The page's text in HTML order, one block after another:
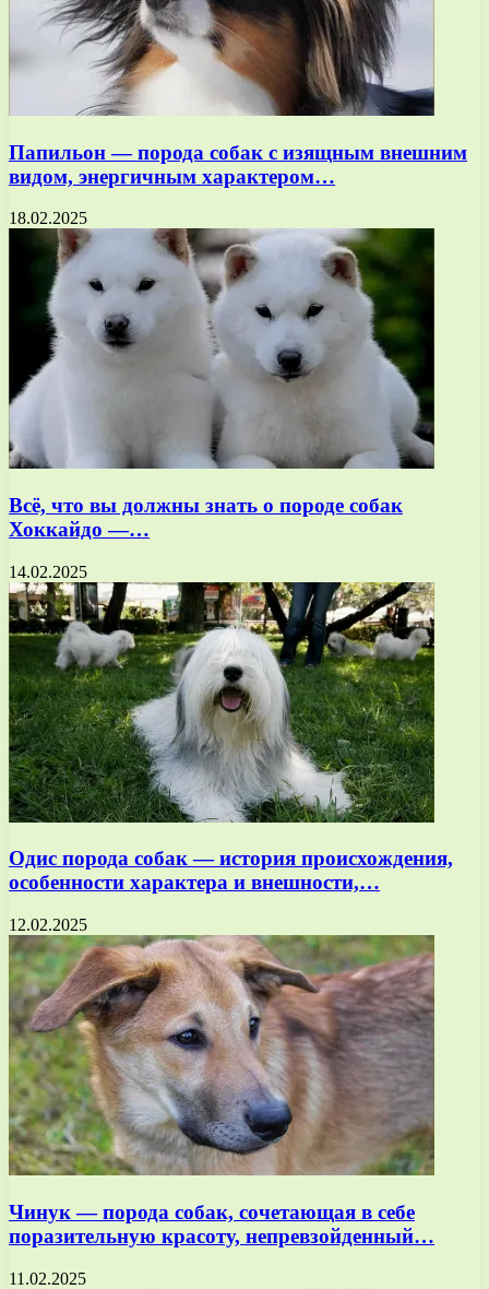
Папильон — порода собак с изящным внешним
видом, энергичным характером…
18.02.2025
Всё, что вы должны знать о породе собак
Хоккайдо —…
14.02.2025
Одис порода собак — история происхождения,
особенности характера и внешности,…
12.02.2025
Чинук — порода собак, сочетающая в себе
поразительную красоту, непревзойденный…
11.02.2025